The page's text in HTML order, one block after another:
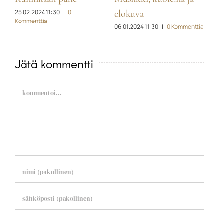
elokuva
0 Kommenttia
Jätä kommentti
Comment